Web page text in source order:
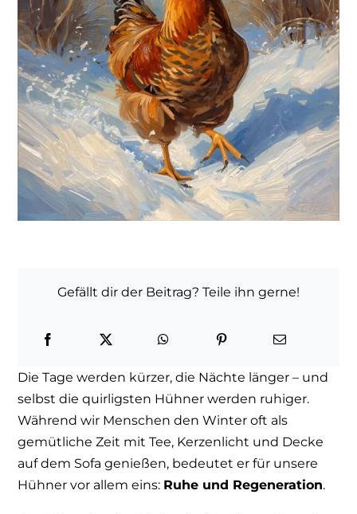
Gefällt dir der Beitrag? Teile ihn gerne!
Die Tage werden kürzer, die Nächte länger – und
selbst die quirligsten Hühner werden ruhiger.
Während wir Menschen den Winter oft als
gemütliche Zeit mit Tee, Kerzenlicht und Decke
auf dem Sofa genießen, bedeutet er für unsere
Hühner vor allem eins: Ruhe und Regeneration.